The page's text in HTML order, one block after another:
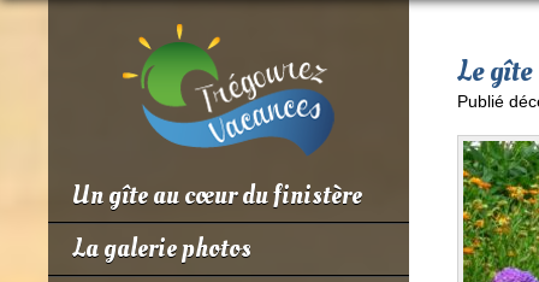
Un gîte au cœur du finistère
La galerie photos
Le
Publié